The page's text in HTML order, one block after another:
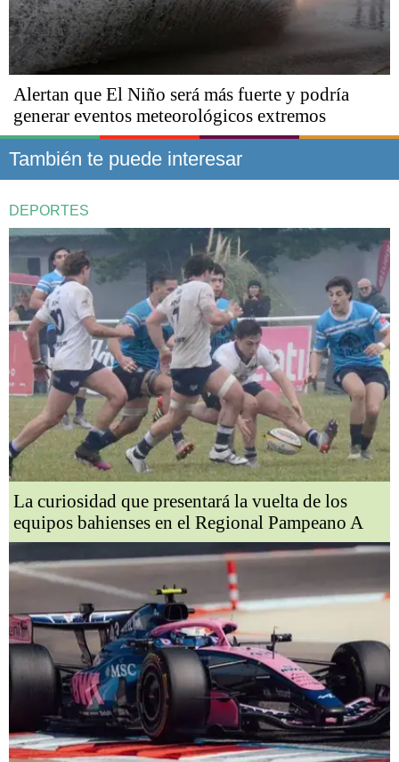
Alertan que El Niño será más fuerte y podría
generar eventos meteorológicos extremos
También te puede interesar
DEPORTES
La curiosidad que presentará la vuelta de los
equipos bahienses en el Regional Pampeano A